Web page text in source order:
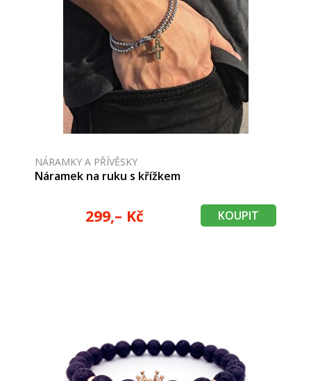
NÁRAMKY A PŘÍVĚSKY
Náramek na ruku s křížkem
299,– Kč KOUPIT